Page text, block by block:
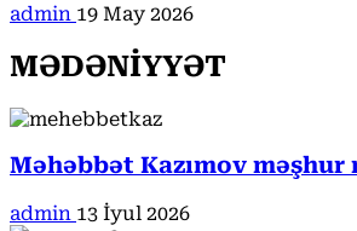
admin 19 May 2026
MƏDƏNİYYƏT
Məhəbbət Kazımov məşhur
admin 13 İyul 2026